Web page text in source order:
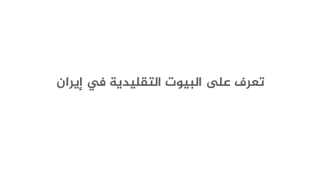
تعرف على البيوت التقليدية في إيران